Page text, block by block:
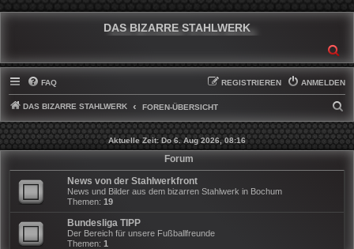
DAS BIZARRE STAHLWERK
FAQ ANMELDEN
REGISTRIEREN
DAS BIZARRE STAHLWERK FOREN-ÜBERSICHT
U
C
Aktuelle Zeit: Do 6. Aug 2026, 08:16
Forum
News von der Stahlwerkfront
News und Bilder aus dem bizarren Stahlwerk in Bochum
Themen: 19
Bundesliga TIPP
Der Bereich für unsere Fußballfreunde
Themen: 1